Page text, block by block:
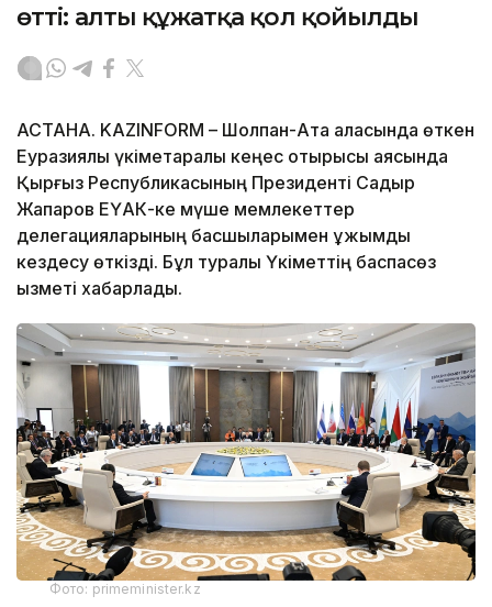
өтті: алты құжатқа қол қойылды
АСТАНА. KAZINFORM – Шолпан-Ата қаласында өткен
Еуразиялық үкіметаралық кеңес отырысы аясында
Қырғыз Республикасының Президенті Садыр
Жапаров ЕҮАК-ке мүше мемлекеттер
делегацияларының басшыларымен ұжымдық
кездесу өткізді. Бұл туралы Үкіметтің баспасөз
қызметі хабарлады.
Фото: primeminister.kz